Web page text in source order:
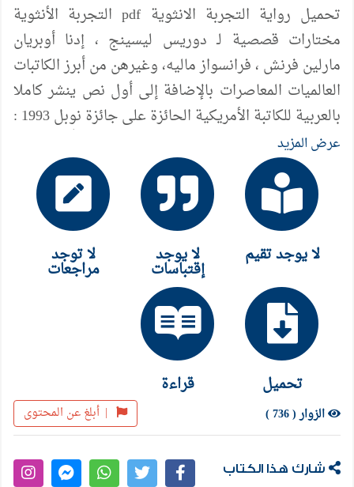
تحميل رواية التجربة الانثوية pdf التجربة الأنثوية
مختارات قصصية لـ دوريس ليسينج ، إدنا أوبريان
مارلين فرنش ، فرانسواز ماليه، وغيرهن من أبرز الكاتبات
العالميات المعاصرات بالإضافة إلى أول نص ينشر كاملا
بالعربية للكاتبة الأمريكية الحائزة على جائزة نوبل 1993 :
تونى موريسون اختارها وقدم نلها صنع الله ابراهيم
كتاب يزيد من معرفتنا بالمرأة ، وفهمنا لأنفسنا! أجرأ ما
كتبته المرأة عن نفسها.. رؤية عصرية للمرأة : مراهقة ،
عاشقة لجنسها ، وللرجل ولغير زوجها ..ضائعة ، مجربة ،
محبطة باردة أم ، وقاتلة ! ويقول المؤلف كل ما أرجوه
من هذا الكتاب هو ان يزيد من معرفتنا بالمرأة وفهمنا
لأنفسنا وأن يساهم في تقريب اليوم الذى لا تدفع فيه
نساء بلادنا الثمن.
عرض المزيد
لا يوجد تقيم لا يوجد
إقتباسات
لا توجد
مراجعات
تحميل قراءة
| أبلغ عن المحتوى الزوار ( 736 )
شارك هذا الكتاب